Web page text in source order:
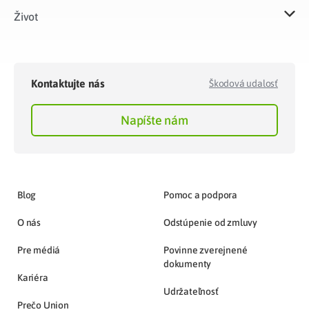
Život​
Kontaktujte nás Škodová udalosť
Napíšte nám
Blog
O nás
Pre médiá
Kariéra
Prečo Union
Pomoc a podpora
Odstúpenie od zmluvy
Povinne zverejnené
dokumenty
Udržateľnosť